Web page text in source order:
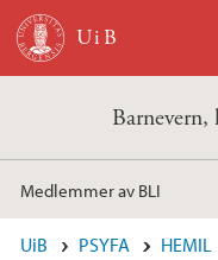
Hopp til hovedinnhold
Medlemmer av BLI
UiB PSYFA
HEMIL